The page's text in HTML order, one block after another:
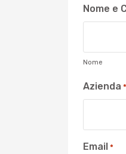
Nome e
Nome
Azienda *
Email *